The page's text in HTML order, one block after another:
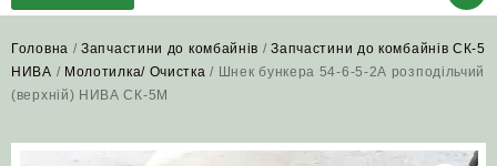
Головна /Запчастини до комбайнів /Запчастини до комбайнів СК-5
НИВА / Молотилка/ Очистка / Шнек бункера 54-6-5-2А розподільчий
(верхній) НИВА СК-5М